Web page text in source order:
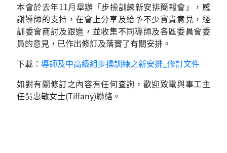
本會於去年11月舉辦「步操訓練新安排簡報會」，感
謝導師的支持，在會上分享及給予不少寶貴意見，經
訓委會商討及跟進，並收集不同導師及各區委員會委
員的意見，已作出修訂及落實了有關安排。
下載： 導師及中高級組步操訓練之新安排_修訂文件
如對有關修訂之內容有任何查詢，歡迎致電與事工主
任吳惠敏女士(Tiffany)聯絡。